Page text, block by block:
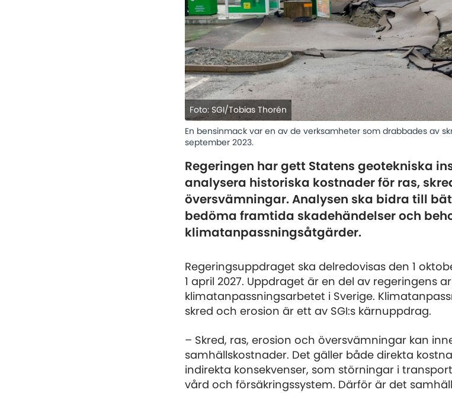
En bensinmack var en av de verksamheter som drabbades av
september 2023.
Foto: SGI/Tobias Thorén
Regeringen har gett Statens geotekniska
analysera historiska kostnader för ras,
översvämningar. Analysen ska bidra till
bedöma framtida skadehändelser och
klimatanpassningsåtgärder.
Regeringsuppdraget ska delredovisas den 1
1 april 2027. Uppdraget är en del av regeringens
klimatanpassningsarbetet i Sverige.
skred och erosion är ett av SGI:s kärnuppdrag.
– Skred, ras, erosion och översvämningar kan
samhällskostnader. Det gäller både direkta
indirekta konsekvenser, som störningar i
vård och försäkringssystem. Därför är det